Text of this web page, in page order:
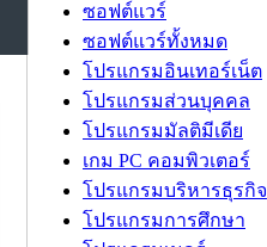
ซอฟต์แวร์
ซอฟต์แวร์ทั้งหมด
โปรแกรมอินเทอร์เน็ต
โปรแกรมส่วนบุคคล
โปรแกรมมัลติมีเดีย
เกม PC คอมพิวเตอร์
โปรแกรมบริหารธุรกิจ
โปรแกรมการศึกษา